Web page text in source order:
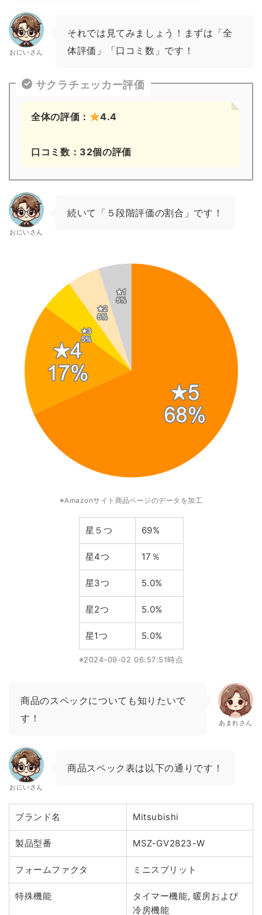
おにいさん
それでは見てみましょう！まずは「全
体評価」「口コミ数」です！
サクラチェッカー評価
全体の評価： 4.4
口コミ数：32個の評価
おにいさん
続いて「５段階評価の割合」です！
※Amazonサイト商品ページのデータを加工
星５つ 69%
星4つ 17％
星3つ 5.0%
星2つ 5.0%
星1つ 5.0%
※2024-09-02 06:57:51時点
商品のスペックについても知りたいで
す！
あまれさん
おにいさん
商品スペック表は以下の通りです！
ブランド名 Mitsubishi
製品型番 MSZ-GV2823-W
フォームファクタ ミニスプリット
特殊機能
タイマー機能, 暖房および
冷房機能